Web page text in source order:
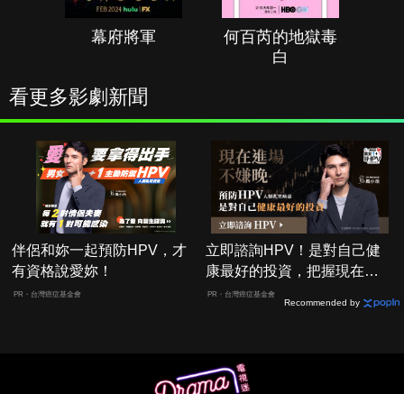
幕府將軍
何百芮的地獄毒
白
看更多影劇新聞
伴侶和妳一起預防HPV，才
有資格說愛妳！
PR・台灣癌症基金會
立即諮詢HPV！是對自己健
康最好的投資，把握現在不
嫌晚！
PR・台灣癌症基金會
Recommended by